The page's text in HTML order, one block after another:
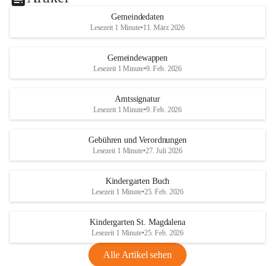
Gemeindedaten
Lesezeit 1 Minute•11. März 2026
Gemeindewappen
Lesezeit 1 Minute•9. Feb. 2026
Amtssignatur
Lesezeit 1 Minute•9. Feb. 2026
Gebühren und Verordnungen
Lesezeit 1 Minute•27. Juli 2026
Kindergarten Buch
Lesezeit 1 Minute•25. Feb. 2026
Kindergarten St. Magdalena
Lesezeit 1 Minute•25. Feb. 2026
Alle Artikel sehen